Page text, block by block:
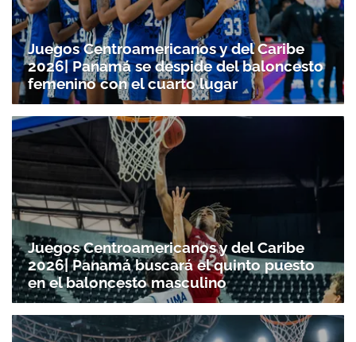
Juegos Centroamericanos y del Caribe
2026| Panamá se despide del baloncesto
femenino con el cuarto lugar
Juegos Centroamericanos y del Caribe
2026| Panamá buscará el quinto puesto
en el baloncesto masculino